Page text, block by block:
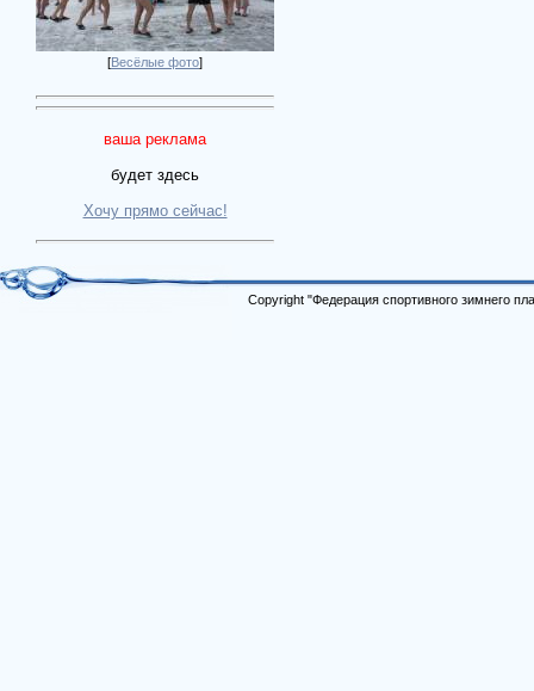
[Весёлые фото]
ваша реклама
будет здесь
Хочу прямо сейчас!
Copyright "Федерация спортивного зимнего